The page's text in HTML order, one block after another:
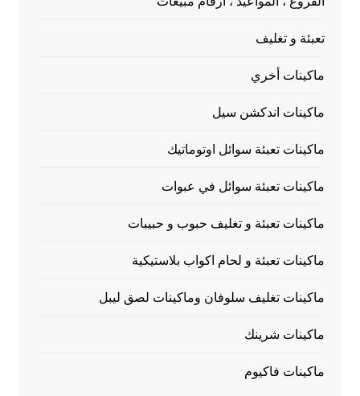
تعبئة و تغليف
ماكينات أخري
ماكينات اندكشن سيل
ماكينات تعبئة سوائل اوتوماتيك
ماكينات تعبئة سوائل في عبوات
ماكينات تعبئة و تغليف حبوب و حبيبات
ماكينات تعبئة و لحام اكواب بلاستيكية
ماكينات تغليف سلوفان وماكينات لصق ليبل
ماكينات شرينك
ماكينات فاكيوم